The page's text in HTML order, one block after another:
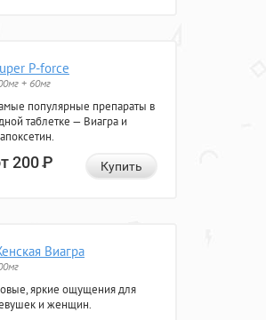
P-force
+ 60мг
популярные препараты в
таблетке — Виагра и
200Р Купить
Виагра
яркие ощущения для
и женщин.